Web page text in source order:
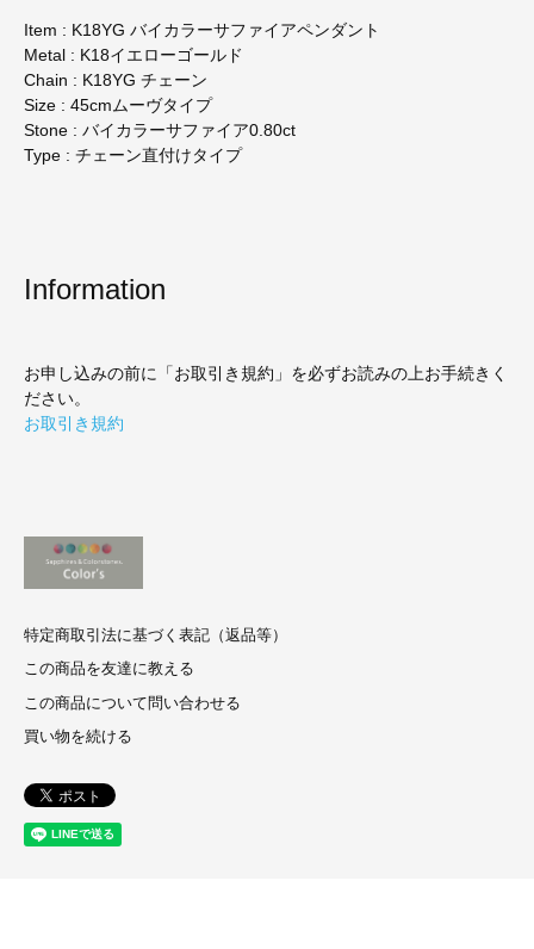
Item : K18YG バイカラーサファイアペンダント
Metal : K18イエローゴールド
Chain : K18YG チェーン
Size : 45cmムーヴタイプ
Stone : バイカラーサファイア0.80ct
Type : チェーン直付けタイプ
Information
お申し込みの前に「お取引き規約」を必ずお読みの上お手続きく
ださい。
お取引き規約
特定商取引法に基づく表記（返品等）
この商品を友達に教える
この商品について問い合わせる
買い物を続ける